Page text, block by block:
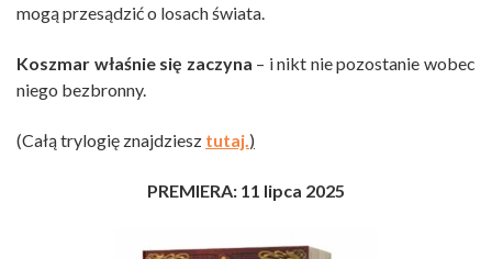
mogą przesądzić o losach świata.
Koszmar właśnie się zaczyna – i nikt nie pozostanie wobec
niego bezbronny.
(Całą trylogię znajdziesz tutaj. )
PREMIERA: 11 lipca 2025